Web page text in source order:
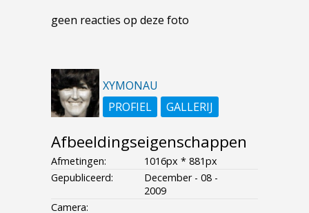
geen reacties op deze foto
XYMONAU
PROFIEL
GALLERIJ
Afbeeldingseigenschappen
Afmetingen:
1016px * 881px
Gepubliceerd:
December - 08 -
2009
Camera: